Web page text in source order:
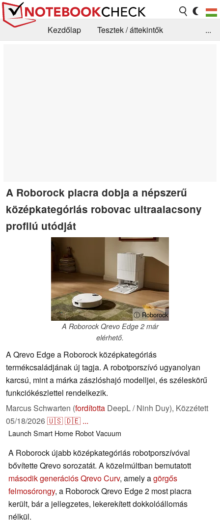
Kezdőlap
Tesztek / áttekintők
...
A Roborock piacra dobja a népszerű
középkategóriás robovac ultraalacsony
profilú utódját
ⓘ Roborock
A Roborock Qrevo Edge 2 már
elérhető.
A Qrevo Edge a Roborock középkategóriás
termékcsaládjának új tagja. A robotporszívó ugyanolyan
karcsú, mint a márka zászlóshajó modelljei, és széleskörű
funkciókészlettel rendelkezik.
Marcus Schwarten (fordította DeepL / Ninh Duy), Közzétett
05/18/2026🇺🇸🇩🇪 ...
Launch Smart Home Robot Vacuum
A Roborock újabb középkategóriás robotporszívóval
bővítette Qrevo sorozatát. A közelmúltban bemutatott
második generációs Qrevo Curv, amely agörgős
felmosórongy, a Roborock Qrevo Edge 2 most piacra
került, bár a jellegzetes, lekerekített dokkolóállomás
nélkül.